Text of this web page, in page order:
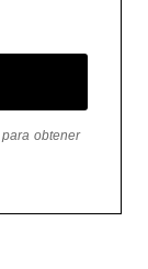
para obtener